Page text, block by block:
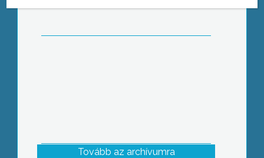
Tovább az archívumra